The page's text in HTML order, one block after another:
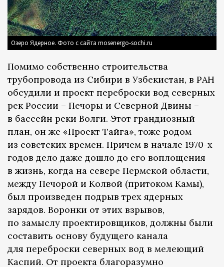
Озеро Ядерное. Фото с сайта mosenergo-sochi.ru
Помимо собственно строительства
трубопровода из Сибири в Узбекистан, в РАН
обсудили и проект переброски вод северных
рек России – Печоры и Северной Двины –
в бассейн реки Волги. Этот грандиозный
план, он же «Проект Тайга», тоже родом
из советских времен. Причем в начале 1970-х
годов дело даже дошло до его воплощения
в жизнь, когда на севере Пермской области,
между Печорой и Колвой (притоком Камы),
был произведен подрыв трех ядерных
зарядов. Воронки от этих взрывов,
по замыслу проектировщиков, должны были
составить основу будущего канала
для переброски северных вод в мелеющий
Каспий. От проекта благоразумно